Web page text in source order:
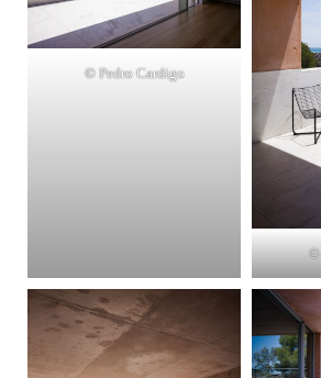
© Pedro Cardigo
©